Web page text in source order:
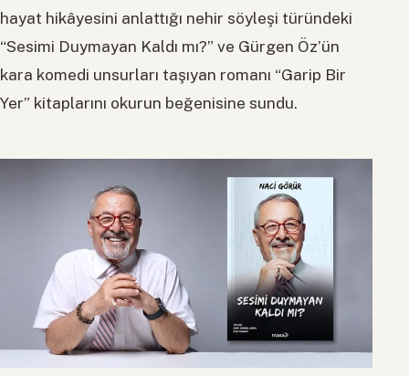
hayat hikâyesini anlattığı nehir söyleşi türündeki
“Sesimi Duymayan Kaldı mı?” ve Gürgen Öz’ün
kara komedi unsurları taşıyan romanı “Garip Bir
Yer” kitaplarını okurun beğenisine sundu.